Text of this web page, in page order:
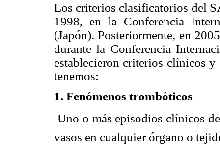
Los criterios clasificatorios del
1998, en la Conferencia
(Japón). Posteriormente, en
durante la Conferencia
establecieron criterios clínicos
tenemos:
1. Fenómenos trombóticos
 Uno o más episodios clínicos
vasos en cualquier órgano o